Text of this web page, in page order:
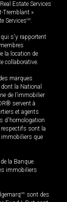
Estate Services
Tremblant »
ServicesMD.
s'y rapportent
la location de
collaborative.
marques
la National
de l’immobilier
servent à
et agents
d'homologation
sont la
immobiliers que
la Banque
immobiliers
MD sont des